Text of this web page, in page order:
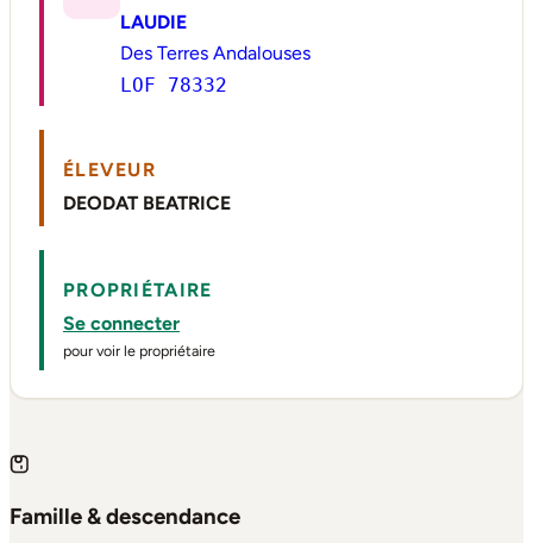
LAUDIE
Des Terres Andalouses
LOF 78332
ÉLEVEUR
DEODAT BEATRICE
PROPRIÉTAIRE
Se connecter
pour voir le propriétaire
Famille & descendance